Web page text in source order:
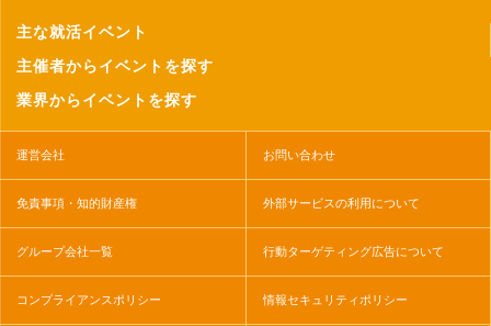
主な就活イベント
主催者からイベントを探す
業界からイベントを探す
運営会社 お問い合わせ
免責事項・知的財産権 外部サービスの利用について
グループ会社一覧 行動ターゲティング広告について
コンプライアンスポリシー 情報セキュリティポリシー